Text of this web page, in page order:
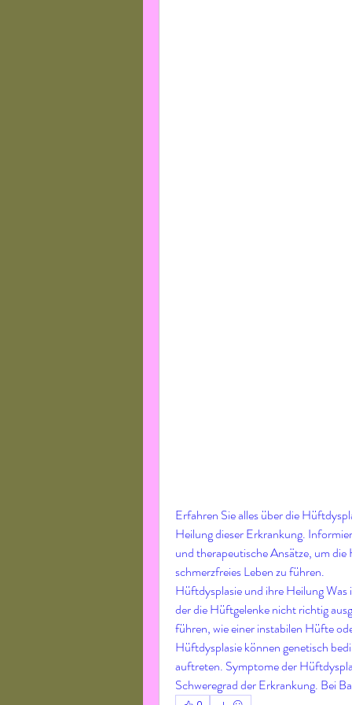
Erfahren Sie alles über die
Heilung dieser Erkrankung.
und therapeutische Ansätze, um
schmerzfreies Leben zu führen.
Hüftdysplasie und ihre Heilung
der die Hüftgelenke nicht richtig
führen, wie einer instabilen Hüfte
Hüftdysplasie können genetisch
auftreten. Symptome der
Schweregrad der Erkrankung. Bei